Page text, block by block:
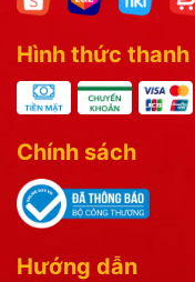
Hình thức thanh
Chính sách
Hướng dẫn